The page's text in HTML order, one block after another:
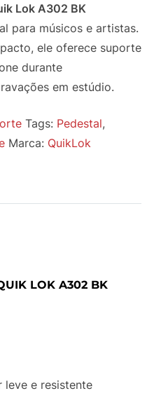
Lok A302 BK
para músicos e artistas.
ele oferece suporte
durante
em estúdio.
Tags: Pedestal,
Marca: QuikLok
LOK A302 BK
leve e resistente